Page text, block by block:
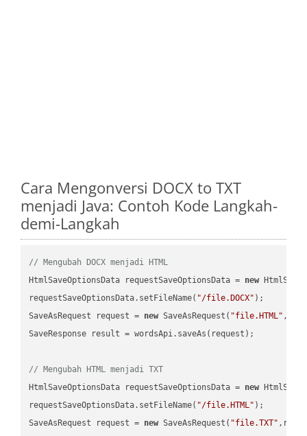
Cara Mengonversi DOCX to TXT
menjadi Java: Contoh Kode Langkah-
demi-Langkah
// Mengubah DOCX menjadi HTML
HtmlSaveOptionsData requestSaveOptionsData = new
requestSaveOptionsData.setFileName( "/file.DOCX" );
SaveAsRequest request = new SaveAsRequest( "file.HTML"
SaveResponse result = wordsApi.saveAs(request);
// Mengubah HTML menjadi TXT
HtmlSaveOptionsData requestSaveOptionsData = new
requestSaveOptionsData.setFileName( "/file.HTML" );
SaveAsRequest request = new SaveAsRequest( "file.TXT"